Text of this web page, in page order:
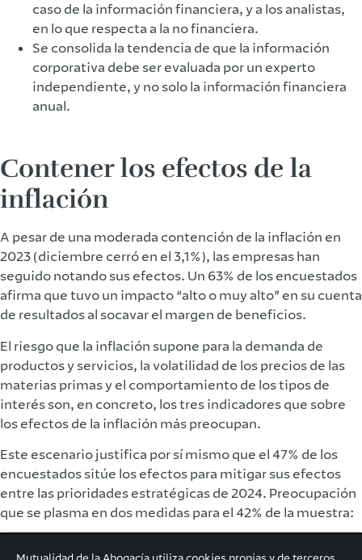
caso de la información financiera, y a los analistas,
en lo que respecta a la no financiera.
Se consolida la tendencia de que la información
corporativa debe ser evaluada por un experto
independiente, y no solo la información financiera
anual.
Contener los efectos de la
inflación
A pesar de una moderada contención de la inflación en
2023 (diciembre cerró en el 3,1%), las empresas han
seguido notando sus efectos. Un 63% de los encuestados
afirma que tuvo un impacto “alto o muy alto” en su cuenta
de resultados al socavar el margen de beneficios.
El riesgo que la inflación supone para la demanda de
productos y servicios, la volatilidad de los precios de las
materias primas y el comportamiento de los tipos de
interés son, en concreto, los tres indicadores que sobre
los efectos de la inflación más preocupan.
Este escenario justifica por sí mismo que el 47% de los
encuestados sitúe los efectos para mitigar sus efectos
entre las prioridades estratégicas de 2024. Preocupación
que se plasma en dos medidas para el 42% de la muestra: